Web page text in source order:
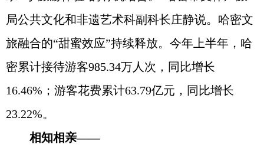
局公共文化和非遗艺术科副科长庄静说。哈密文
旅融合的“甜蜜效应”持续释放。今年上半年，哈
密累计接待游客985.34万人次，同比增长
16.46%；游客花费累计63.79亿元，同比增长
23.22%。
相知相亲——